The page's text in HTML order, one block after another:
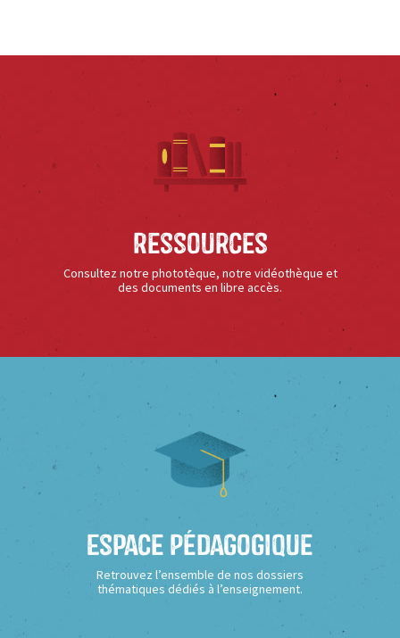
Ressources
Consultez notre phototèque, notre vidéothèque et
des documents en libre accès.
Espace Pédagogique
Retrouvez l’ensemble de nos dossiers
thématiques dédiés à l’enseignement.